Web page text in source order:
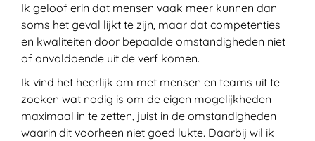
Ik geloof erin dat mensen vaak meer kunnen dan
soms het geval lijkt te zijn, maar dat competenties
en kwaliteiten door bepaalde omstandigheden niet
of onvoldoende uit de verf komen.
Ik vind het heerlijk om met mensen en teams uit te
zoeken wat nodig is om de eigen mogelijkheden
maximaal in te zetten, juist in de omstandigheden
waarin dit voorheen niet goed lukte. Daarbij wil ik